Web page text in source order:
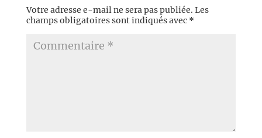
Votre adresse e-mail ne sera pas publiée. Les
champs obligatoires sont indiqués avec *